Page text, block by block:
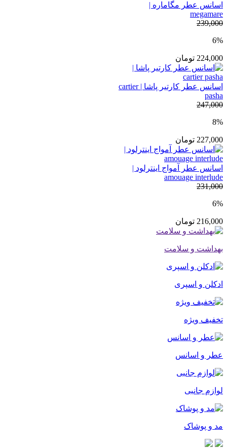
اسانس عطر مگاماره |
megamare
239,000
6%
224,000 تومان
اسانس عطر کارتیر پاشا | cartier
pasha
247,000
8%
227,000 تومان
اسانس عطر آمواج اینترلود |
amouage interlude
231,000
6%
216,000 تومان
بهداشت و سلامت
ادکلن و اسپری
تخفیف ویژه
عطر و اسانس
لوازم جانبی
مد و پوشاک